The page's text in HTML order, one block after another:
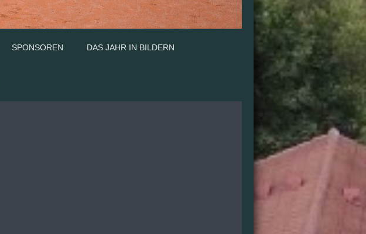
SPONSOREN DAS JAHR IN BILDERN